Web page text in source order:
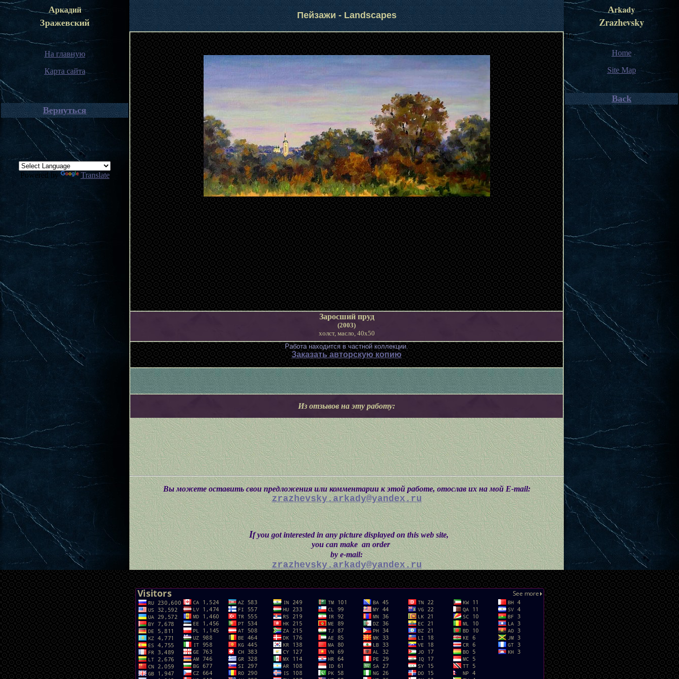
Аркадий
Зражевский
Пейзажи - Landscapes Аrkady
Zrazhevsky
На главную
Карта сайта
Вернуться
Powered by Translate
Заросший пруд
(2003)
холст, масло, 40х50
Работа находится в частной коллекции.
Заказать авторскую копию
Из отзывов на эту работу:
Вы можете оставить свои предложения или комментарии к этой работе, отослав их на мой E-mail:
zrazhevsky.arkady@yandex.ru
If you got interested in any picture displayed on this web site,
you can make an order
by e-mail:
zrazhevsky.arkady@yandex.ru
Но
Home
Site Map
Back